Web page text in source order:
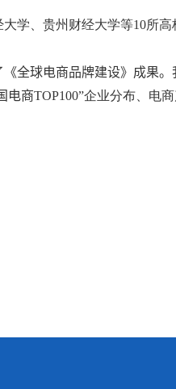
学、贵州财经大学等10所高
全球电商品牌建设》成果。
电商TOP100”企业分布、电